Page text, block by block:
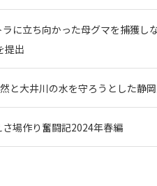
ラに立ち向かった母グマを捕獲し
提出
と大井川の水を守ろうとした静
場作り奮闘記2024年春編